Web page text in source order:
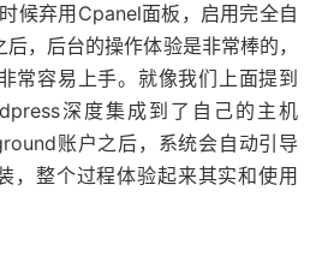
候弃用Cpanel面板，启用完全自
，后台的操作体验是非常棒的，
常容易上手。就像我们上面提到
深度集成到了自己的主机
账户之后，系统会自动引导
，整个过程体验起来其实和使用